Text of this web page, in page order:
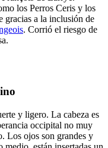
los Perros Ceris y los
gracias a la inclusión de
. Corrió el riesgo de
y ligero. La cabeza es
occipital no muy
Los ojos son grandes y